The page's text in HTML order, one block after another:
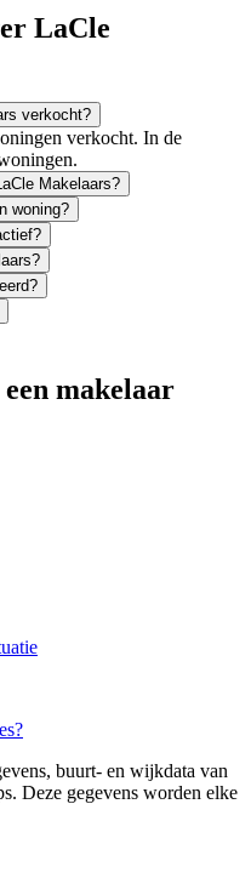
LaCle
verkocht?
verkocht. In de
Makelaars?
woning?
makelaar
buurt- en wijkdata van
Deze gegevens worden elke